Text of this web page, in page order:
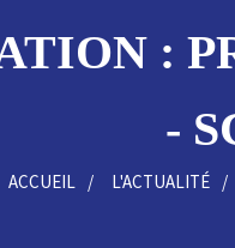
:
-
ACCUEIL L'ACTUALITÉ